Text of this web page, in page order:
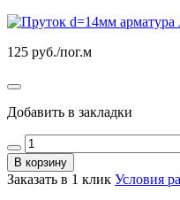
125 руб./пог.м
Добавить в закладки
В корзину
Заказать в 1 клик Условия